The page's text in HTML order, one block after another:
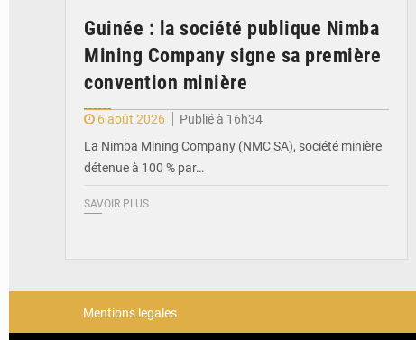
Guinée : la société publique Nimba
Mining Company signe sa première
convention minière
6 août 2026
Publié à 16h34
La Nimba Mining Company (NMC SA), société minière
détenue à 100 % par…
SAVOIR PLUS
Mentions legales